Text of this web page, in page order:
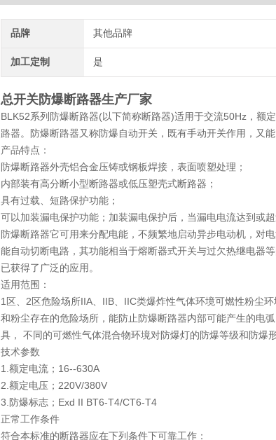
品牌 其他品牌
加工定制 是
总开关防爆断路器生产厂家
BLK52系列防爆断路器(以下简称断路器)适用于交流50Hz，额
路器。防爆断路器又称防爆自动开关，既有手动开关作用，又
产品特点：
防爆断路器外壳铝合金压铸或钢板焊接，表面喷塑处理；
内部装有高分断小型断路器或低压塑壳式断路器；
具有过载、短路保护功能；
可以加装漏电保护功能；加装漏电保护后，当漏电电流达到或
防爆断路器它可用来分配电能，不频繁地启动异步电动机，对
能自动切断电路，其功能相当于熔断器式开关与过欠热继电器
已获得了广泛的应用。
适用范围：
1区、2区危险场所IIA、IIB、IIC类爆炸性气体环境可燃性粉尘
和粉尘存在的危险场所，能防止防爆断路器内部可能产生的电
具， 不同的可燃性气体混合物环境对防爆灯的防爆等级和防爆
技术参数
1.额定电流；16--630A
2.额定电压；220V/380V
3.防爆标志；Exd II BT6-T4/CT6-T4
正常工作条件
符合本标准的断路器应在下列条件下可靠工作：